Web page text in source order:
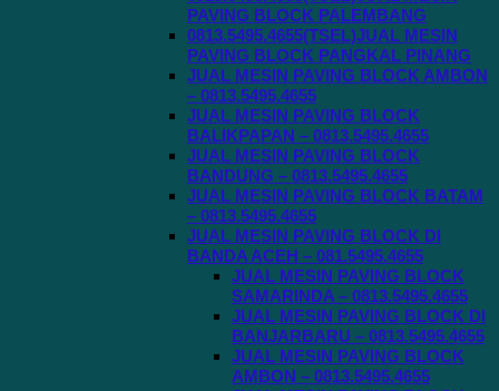
PAVING BLOCK PALEMBANG
0813.5495.4655(TSEL)JUAL MESIN
PAVING BLOCK PANGKAL PINANG
JUAL MESIN PAVING BLOCK AMBON
– 0813.5495.4655
JUAL MESIN PAVING BLOCK
BALIKPAPAN – 0813.5495.4655
JUAL MESIN PAVING BLOCK
BANDUNG – 0813.5495.4655
JUAL MESIN PAVING BLOCK BATAM
– 0813.5495.4655
JUAL MESIN PAVING BLOCK DI
BANDA ACEH – 081.5495.4655
JUAL MESIN PAVING BLOCK
SAMARINDA – 0813.5495.4655
JUAL MESIN PAVING BLOCK DI
BANJARBARU – 0813.5495.4655
JUAL MESIN PAVING BLOCK
AMBON – 0813.5495.4655